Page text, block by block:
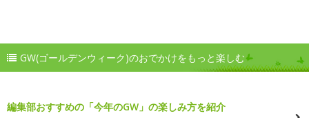
GW(ゴールデンウィーク)のおでかけをもっと楽しむ
編集部おすすめの「今年のGW」の楽しみ方を紹介